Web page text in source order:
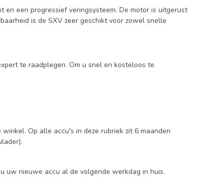
en een progressief veringsysteem. De motor is uitgerust
is de SXV zeer geschikt voor zowel snelle
te raadplegen. Om u snel en kosteloos te
Op alle accu's in deze rubriek zit 6 maanden
uw nieuwe accu al de volgende werkdag in huis.